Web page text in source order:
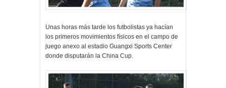
Unas horas más tarde los futbolistas ya hacían
los primeros movimientos físicos en el campo de
juego anexo al estadio Guangxi Sports Center
donde disputarán la China Cup.